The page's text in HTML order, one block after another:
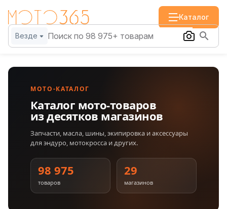
Каталог
Везде
МОТО-КАТАЛОГ
Каталог мото-товаров
из десятков магазинов
Запчасти, масла, шины, экипировка и аксессуары
для эндуро, мотокросса и других.
98 975
товаров
29
магазинов